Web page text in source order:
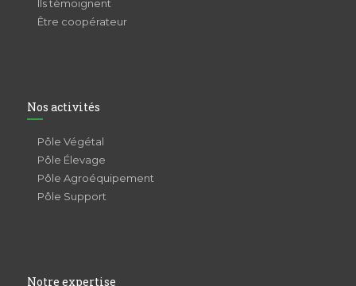
Ils témoignent
Être coopérateur
Nos activités
Pôle Végétal
Pôle Élevage
Pôle Agroéquipement
Pôle Support
Notre expertise